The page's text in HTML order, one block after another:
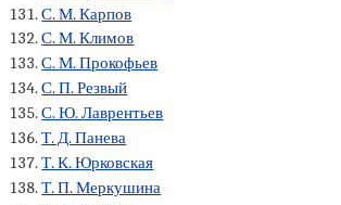
С. М. Карпов
С. М. Климов
С. М. Прокофьев
С. П. Резвый
С. Ю. Лаврентьев
Т. Д. Панева
Т. К. Юрковская
Т. П. Меркушина